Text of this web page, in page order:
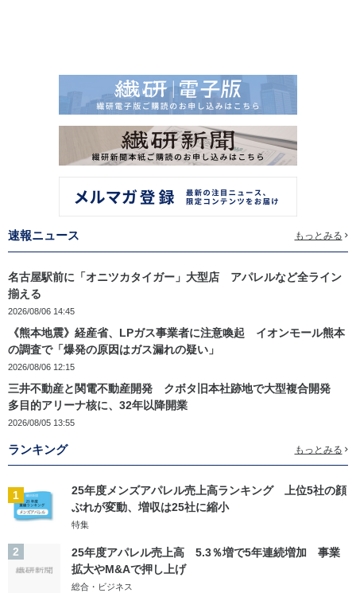
速報ニュース もっとみる
名古屋駅前に「オニツカタイガー」大型店 アパレルなど全ライン
揃える
2026/08/06 14:45
《熊本地震》経産省、LPガス事業者に注意喚起 イオンモール熊本
の調査で「爆発の原因はガス漏れの疑い」
2026/08/06 12:15
三井不動産と関電不動産開発 クボタ旧本社跡地で大型複合開発
多目的アリーナ核に、32年以降開業
2026/08/05 13:55
ランキング もっとみる
1
25年度メンズアパレル売上高ランキング 上位5社の顔
ぶれが変動、増収は25社に縮小
特集
2
25年度アパレル売上高 5.3％増で5年連続増加 事業
拡大やM&Aで押し上げ
総合・ビジネス